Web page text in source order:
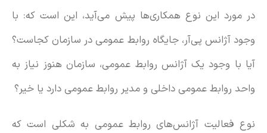
در مورد این نوع همکاری‌ها پیش ‌می‌آید، این است که: با
وجود آژانس‌ پی‌آر، جایگاه روابط عمومی در سازمان کجاست؟
آیا با وجود یک آژانس روابط عمومی، سازمان هنوز نیاز به
واحد روابط عمومی داخلی و مدیر روابط عمومی دارد یا خیر؟
نوع فعالیت آژانس‌های روابط عمومی به شکلی است که